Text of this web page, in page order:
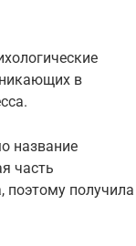
в
название
часть
поэтому получила